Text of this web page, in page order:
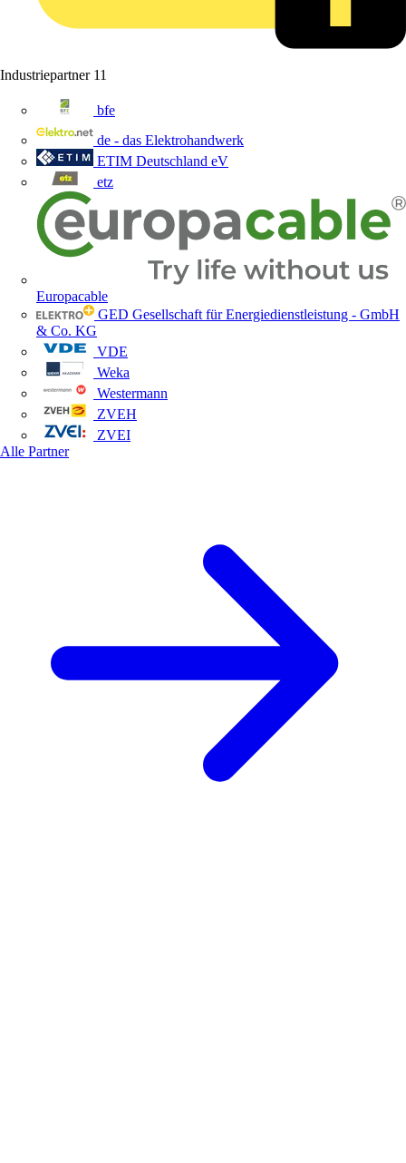
Industriepartner 11
bfe
de - das Elektrohandwerk
ETIM Deutschland eV
etz
Europacable
GED Gesellschaft für Energiedienstleistung - GmbH
& Co. KG
VDE
Weka
Westermann
ZVEH
ZVEI
Alle Partner